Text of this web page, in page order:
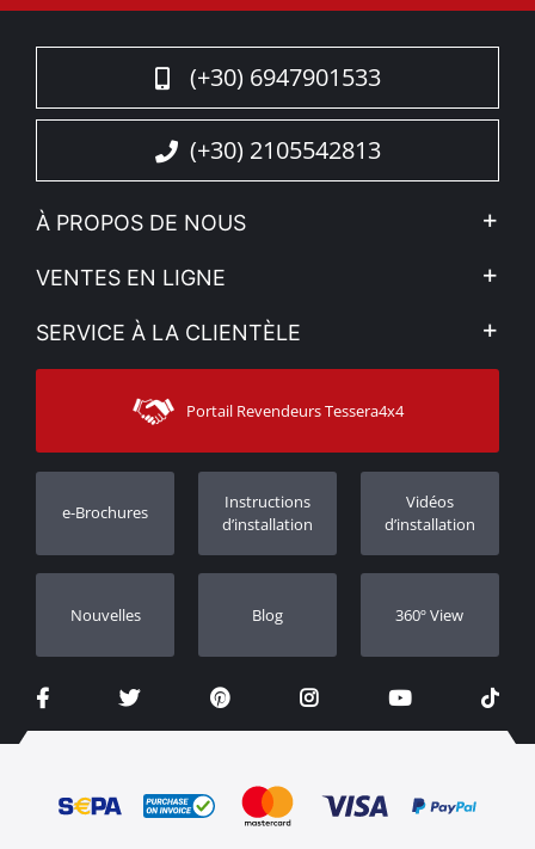
(+30) 6947901533
(+30) 2105542813
À PROPOS DE NOUS
L'entreprise
Voir nos actualités
Sitemap
VENTES EN LIGNE
Mon compte
Moyens d’expédition
SERVICE À LA CLIENTÈLE
Contacter
Assistance aux clients
Suivi des commandes
Concessionnaires
Portail Revendeurs Tessera4x4
e-Brochures
Instructions
d’installation
Vidéos
d’installation
Nouvelles Blog 360º View